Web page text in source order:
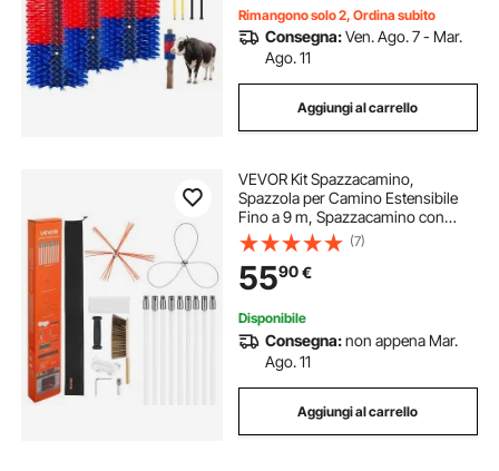
Rimangono solo 2, Ordina subito
Consegna:Ven. Ago. 7 - Mar.
Ago. 11
Aggiungi al carrello
VEVOR Kit Spazzacamino,
Spazzola per Camino Estensibile
Fino a 9 m, Spazzacamino con
Doppie Testine, Spazzola e Occhiali
Protettivi, Strumento per la Pulizia
del Camino di Vari Tipi
(7)
5590€
Disponibile
Consegna:non appena Mar.
Ago. 11
Aggiungi al carrello